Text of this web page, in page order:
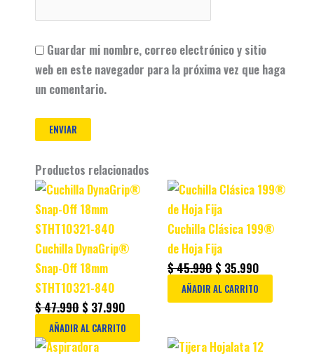
Guardar mi nombre, correo electrónico y sitio
web en este navegador para la próxima vez que haga
un comentario.
Productos relacionados
Cuchilla DynaGrip®
Snap-Off 18mm
STHT10321-840
$47.990
Original
price
was:
$ 47.990.
$ 37.990
Current
$ 37.990.
AÑADIR AL CARRITO
Cuchilla Clásica 199®
de Hoja Fija
$45.990
Original
price
was:
$ 45.990.
$ 35.990
Current
is:
AÑADIR AL CARRITO
Original
Current
Original